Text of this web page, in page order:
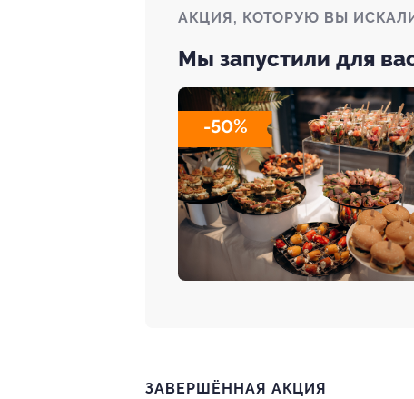
АКЦИЯ, КОТОРУЮ ВЫ
Мы запустили для
-50%
ЗАВЕРШЁННАЯ АКЦИЯ